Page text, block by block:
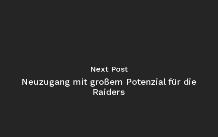
Next Post
Neuzugang mit großem Potenzial für die
Raiders